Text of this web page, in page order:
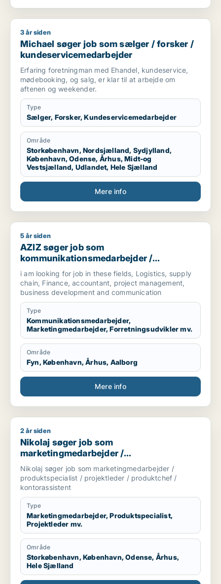
Michael søger job som sælger / forsker /
3 år siden
Michael søger job som sælger / forsker /
kundeservicemedarbejder
Erfaring foretningman med Ehandel, kundeservice,
mødebooking, og salg, er klar til at arbejde om
aftenen og weekender.
Type
Sælger, Forsker, Kundeservicemedarbejder
Område
Storkøbenhavn, Nordsjælland, Sydjylland,
København, Odense, Århus, Midt-og
Vestsjælland, Udlandet, Hele Sjælland
Mere info
AZIZ søger job som kommunikationsmedarbejder /
5 år siden
AZIZ søger job som
kommunikationsmedarbejder /
marketingmedarbejder /
forretningsudvikler /
regnskabsmedarbejder / revisor
i am looking for job in these fields, Logistics, supply
chain, Finance, accountant, project management,
business development and communication
Type
Kommunikationsmedarbejder,
Marketingmedarbejder, Forretningsudvikler mv.
Område
Fyn, København, Århus, Aalborg
Mere info
Nikolaj søger job som marketingmedarbejder /
2 år siden
Nikolaj søger job som
marketingmedarbejder /
produktspecialist / projektleder /
produktchef / kontorassistent
Nikolaj søger job som marketingmedarbejder /
produktspecialist / projektleder / produktchef /
kontorassistent
Type
Marketingmedarbejder, Produktspecialist,
Projektleder mv.
Område
Storkøbenhavn, København, Odense, Århus,
Hele Sjælland